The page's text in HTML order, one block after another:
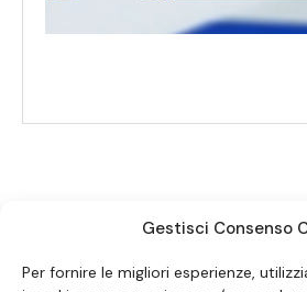
Gestisci Consenso
Per fornire le migliori esperienze,
SEGUICI SUI